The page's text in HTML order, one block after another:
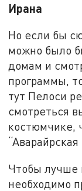
Ирана
Но если бы
можно было
домам и
программы,
тут Пелоси
смотреться
костюмчике,
“Аварайрская
Чтобы лучше
необходимо